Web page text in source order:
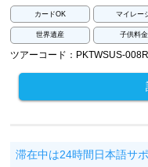
カードOK マイレー
世界遺産 子供料金
ツアーコード：PKTWSUS-
滞在中は24時間日本語サ